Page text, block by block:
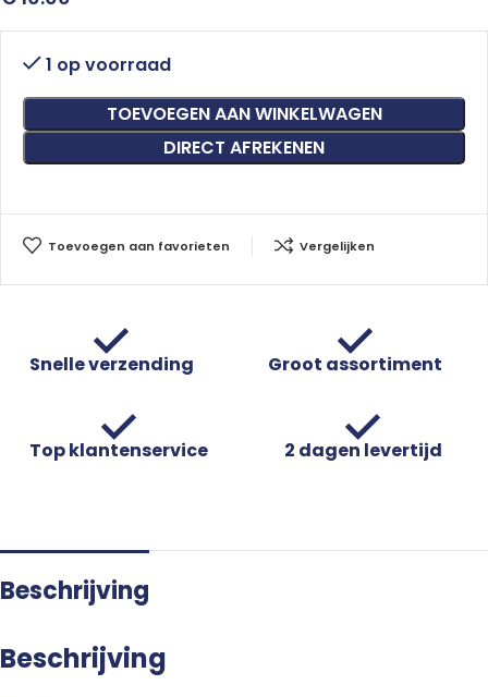
1 op voorraad
TOEVOEGEN AAN WINKELWAGEN
DIRECT AFREKENEN
Toevoegen aan favorieten Vergelijken
Snelle verzending Groot assortiment
Top klantenservice 2 dagen levertijd
Beschrijving
Beschrijving